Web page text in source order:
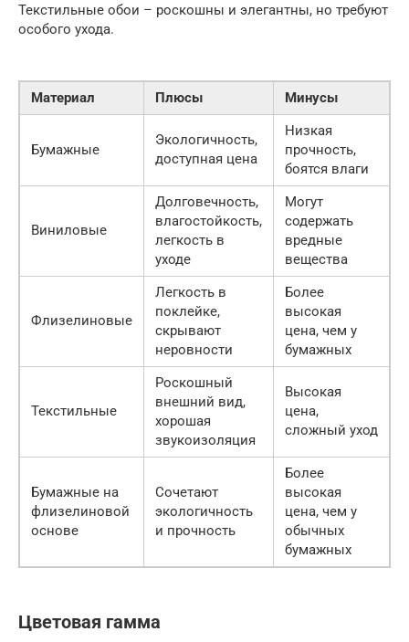
Текстильные обои – роскошны и элегантны, но требуют
особого ухода.
Материал Плюсы Минусы
Бумажные
Экологичность,
доступная цена
Низкая
прочность,
боятся влаги
Виниловые
Долговечность,
влагостойкость,
легкость в
уходе
Могут
содержать
вредные
вещества
Флизелиновые
Легкость в
поклейке,
скрывают
неровности
Более
высокая
цена, чем у
бумажных
Текстильные
Роскошный
внешний вид,
хорошая
звукоизоляция
Высокая
цена,
сложный уход
Бумажные на
флизелиновой
основе
Сочетают
экологичность
и прочность
Более
высокая
цена, чем у
обычных
бумажных
Цветовая гамма